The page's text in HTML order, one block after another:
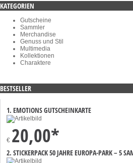
KATEGORIEN
Gutscheine
Sammler
Merchandise
Genuss und Stil
Multimedia
Kollektionen
Charaktere
BESTSELLER
1. EMOTIONS GUTSCHEINKARTE
€ 20,00*
2. STICKERPACK 50 JAHRE EUROPA-PARK – 5